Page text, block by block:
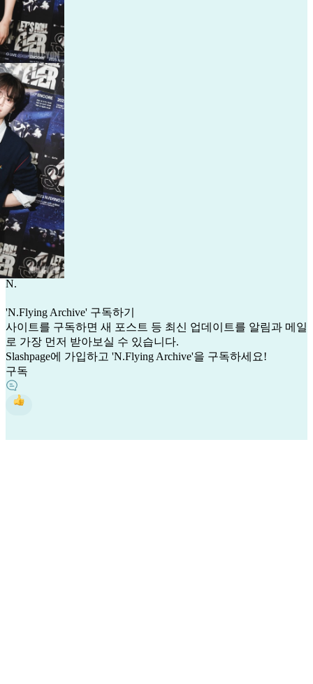
N.
'N.Flying Archive' 구독하기
사이트를 구독하면 새 포스트 등 최신 업데이트를 알림과 메일
로 가장 먼저 받아보실 수 있습니다.
Slashpage에 가입하고 'N.Flying Archive'을 구독하세요!
구독